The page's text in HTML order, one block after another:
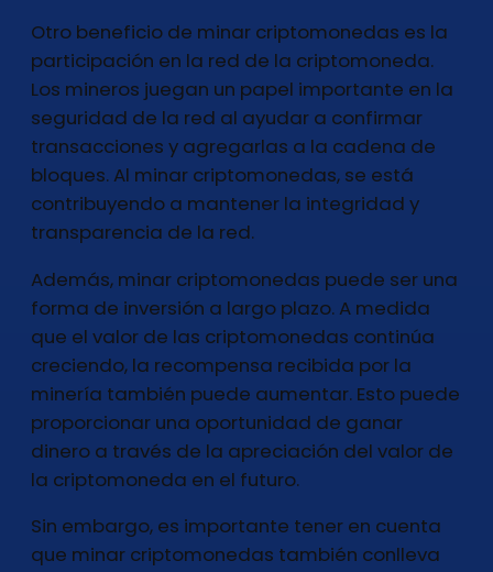
Otro beneficio de minar criptomonedas es la
participación en la red de la criptomoneda.
Los mineros juegan un papel importante en la
seguridad de la red al ayudar a confirmar
transacciones y agregarlas a la cadena de
bloques. Al minar criptomonedas, se está
contribuyendo a mantener la integridad y
transparencia de la red.
Además, minar criptomonedas puede ser una
forma de inversión a largo plazo. A medida
que el valor de las criptomonedas continúa
creciendo, la recompensa recibida por la
minería también puede aumentar. Esto puede
proporcionar una oportunidad de ganar
dinero a través de la apreciación del valor de
la criptomoneda en el futuro.
Sin embargo, es importante tener en cuenta
que minar criptomonedas también conlleva